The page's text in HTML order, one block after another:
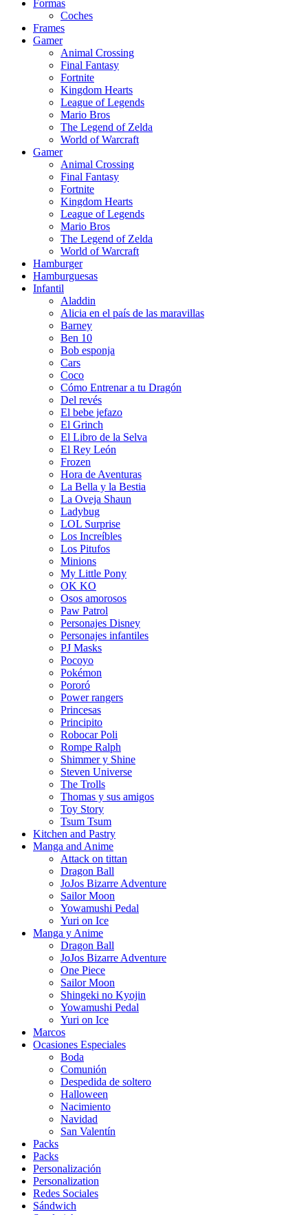
Formas
Coches
Frames
Gamer
Animal Crossing
Final Fantasy
Fortnite
Kingdom Hearts
League of Legends
Mario Bros
The Legend of Zelda
World of Warcraft
Gamer
Animal Crossing
Final Fantasy
Fortnite
Kingdom Hearts
League of Legends
Mario Bros
The Legend of Zelda
World of Warcraft
Hamburger
Hamburguesas
Infantil
Aladdin
Alicia en el país de las maravillas
Barney
Ben 10
Bob esponja
Cars
Coco
Cómo Entrenar a tu Dragón
Del revés
El bebe jefazo
El Grinch
El Libro de la Selva
El Rey León
Frozen
Hora de Aventuras
La Bella y la Bestia
La Oveja Shaun
Ladybug
LOL Surprise
Los Increíbles
Los Pitufos
Minions
My Little Pony
OK KO
Osos amorosos
Paw Patrol
Personajes Disney
Personajes infantiles
PJ Masks
Pocoyo
Pokémon
Pororó
Power rangers
Princesas
Principito
Robocar Poli
Rompe Ralph
Shimmer y Shine
Steven Universe
The Trolls
Thomas y sus amigos
Toy Story
Tsum Tsum
Kitchen and Pastry
Manga and Anime
Attack on tittan
Dragon Ball
JoJos Bizarre Adventure
Sailor Moon
Yowamushi Pedal
Yuri on Ice
Manga y Anime
Dragon Ball
JoJos Bizarre Adventure
One Piece
Sailor Moon
Shingeki no Kyojin
Yowamushi Pedal
Yuri on Ice
Marcos
Ocasiones Especiales
Boda
Comunión
Despedida de soltero
Halloween
Nacimiento
Navidad
San Valentín
Packs
Packs
Personalización
Personalization
Redes Sociales
Sándwich